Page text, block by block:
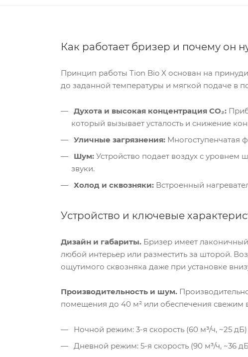
Как работает бризер и почему он
Принцип работы Tion Bio X основан на
до заданной температуры и мягкой подаче в
Духота и высокая концентрация CO₂:
который вызывает усталость и снижение
Уличные загрязнения: Многоступенчатая
Шум: Устройство подает воздух с
звуки.
Холод и сквозняки: Встроенный
Устройство и ключевые
Дизайн и габариты. Бризер имеет
любой интерьер или разместить за шторой.
ощутимого сквозняка даже при установке
Производительность и шум.
помещения до 40 м² или обеспечения свежим
Ночной режим: 3-я скорость (60 м³/ч, ~25
Дневной режим: 5-я скорость (90 м³/ч, ~36